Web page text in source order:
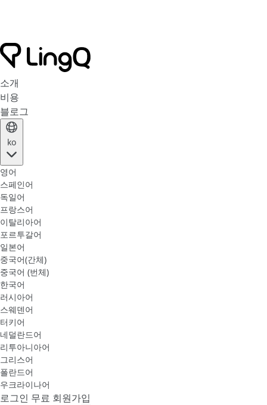
소개
비용
블로그
ko
영어
스페인어
독일어
프랑스어
이탈리아어
포르투갈어
일본어
중국어(간체)
중국어 (번체)
한국어
러시아어
스웨덴어
터키어
네덜란드어
리투아니아어
그리스어
폴란드어
우크라이나어
로그인 무료 회원가입